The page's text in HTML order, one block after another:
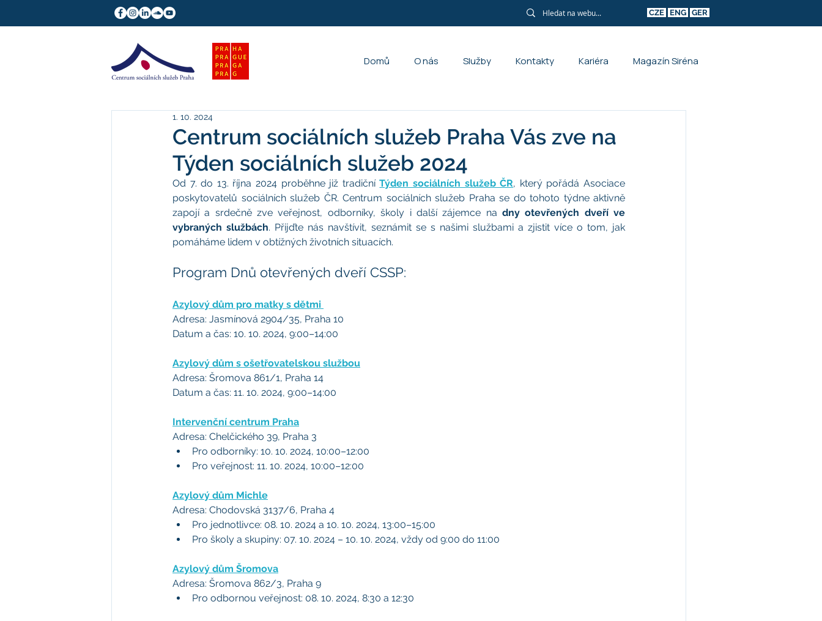
CZE ENG GER
Domů O nás Služby Kontakty Kariéra Magazín Siréna
Centrum sociálních služeb Praha Vás zve na
Týden sociálních služeb 2024
1. 10. 2024
Od 7. do 13. října 2024 proběhne již tradiční Týden sociálních služeb ČR, který pořádá Asociace
poskytovatelů sociálních služeb ČR. Centrum sociálních služeb Praha se do tohoto týdne aktivně
zapojí a srdečně zve veřejnost, odborníky, školy i další zájemce na dny otevřených dveří ve
vybraných službách. Přijďte nás navštívit, seznámit se s našimi službami a zjistit více o tom, jak
pomáháme lidem v obtížných životních situacích.
Program Dnů otevřených dveří CSSP:
Azylový dům pro matky s dětmi
Adresa: Jasmínová 2904/35, Praha 10
Datum a čas: 10. 10. 2024, 9:00–14:00
Azylový dům s ošetřovatelskou službou
Adresa: Šromova 861/1, Praha 14
Datum a čas: 11. 10. 2024, 9:00–14:00
Intervenční centrum Praha
Adresa: Chelčického 39, Praha 3
Pro odborníky: 10. 10. 2024, 10:00–12:00
Pro veřejnost: 11. 10. 2024, 10:00–12:00
Azylový dům Michle
Adresa: Chodovská 3137/6, Praha 4
Pro jednotlivce: 08. 10. 2024 a 10. 10. 2024, 13:00–15:00
Pro školy a skupiny: 07. 10. 2024 – 10. 10. 2024, vždy od 9:00 do 11:00
Azylový dům Šromova
Adresa: Šromova 862/3, Praha 9
Pro odbornou veřejnost: 08. 10. 2024, 8:30 a 12:30